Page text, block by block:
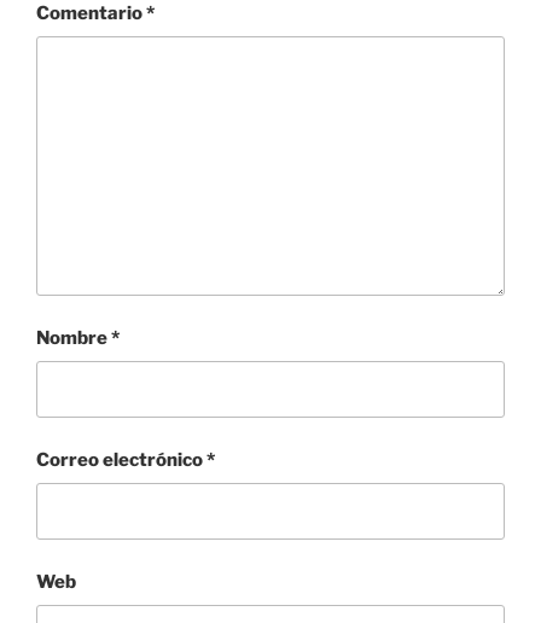
Comentario*
Nombre*
Correo electrónico*
Web